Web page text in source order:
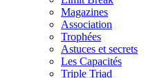
Magazines
Association
Trophées
Astuces et secrets
Les Capacités
Triple Triad